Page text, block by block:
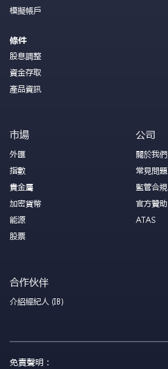
模擬帳戶
條件
股息調整
資金存取
產品資訊
市場
外匯
指數
貴金屬
加密貨幣
能源
股票
公司
關於我們
常見問題
監管合規
官方贊助
ATAS
合作伙伴
介紹經紀人 (IB)
免責聲明：